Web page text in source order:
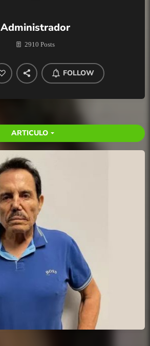
Administrador
2910 Posts
FOLLOW
ARTICULO arrow_drop_down